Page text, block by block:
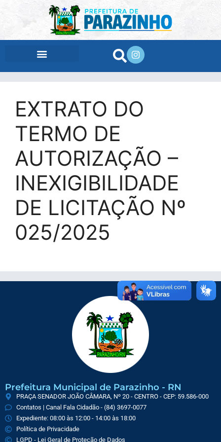
EXTRATO DO
TERMO DE
AUTORIZAÇÃO –
INEXIGIBILIDADE
DE LICITAÇÃO Nº
025/2025
Prefeitura Municipal de Parazinho - RN
PRAÇA SENADOR JOÃO CÂMARA, Nº 20 - CENTRO - CEP: 59.586-000
Contatos | Canal Fala Cidadão - (84) 3697-0077
Expediente: 08:00 às 12:00 - 14:00 às 18:00
Política de Privacidade
LGPD - Lei Geral de Proteção de Dados